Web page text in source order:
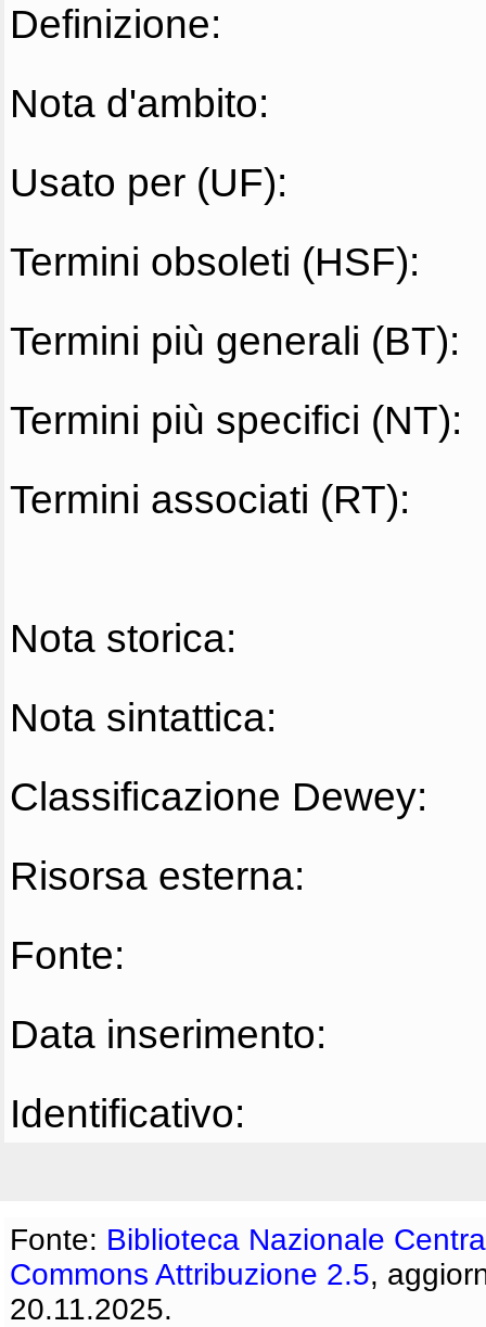
Definizione:
Nota d'ambito:
Usato per (UF):
Termini obsoleti (HSF):
Termini più generali (BT):
Termini più specifici (NT):
Termini associati (RT):
Nota storica:
Nota sintattica:
Classificazione Dewey:
Risorsa esterna:
Fonte:
Data inserimento:
Identificativo:
Fonte: Biblioteca Nazionale
Commons Attribuzione 2.5,
20.11.2025.